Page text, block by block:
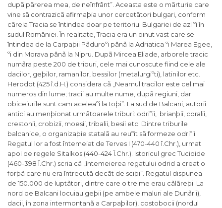
dupã pãrerea mea, de neînfrânt”. Aceasta este o mãrturie care
vine sã contrazicã afirmaþia unor cercetãtori bulgari, conform
cãreia Tracia se întindea doar pe teritoriul Bulgariei de azi ºi în
sudul României. În realitate, Tracia era un þinut vast care se
întindea de la Carpaþii Pãduroºi pânã la Adriatica ºi Marea Egee,
ºi din Morava pânã la Nipru. Dupã Mircea Eliade, arborele tracic
numãra peste 200 de triburi, cele mai cunoscute fiind cele ale
dacilor, geþilor, ramanilor, bessilor (metalurgiºti), latinilor etc.
Herodot (425 î.d.H.) considera cã „Neamul tracilor este cel mai
numeros din lume; tracii au multe nume, dupã regiuni, dar
obiceiurile sunt cam aceleaºi la toþi”. La sud de Balcani, autorii
antici au menþionat urmãtoarele triburi: odriºii, brianþii, coralii,
crestonii, crobizii, moesii, tribalii, besii etc. Dintre triburile
balcanice, o organizaþie statalã au reuºit sã formeze odriºii.
Regatul lor a fost întemeiat de Terves I (470-440 î.Chr.), urmat
apoi de regele Sitalkos (440-424 Î.Chr.). Istoricul grec Tucidide
(460-398 Î.Chr.) scria cã „întemeierea regatului odrid a creat o
forþã care nu era întrecutã decât de sciþi”. Regatul dispunea
de 150.000 de luptãtori, dintre care o treime erau cãlãreþi. La
nord de Balcani locuiau geþii (pe ambele maluri ale Dunãrii),
dacii, în zona intermontanã a Carpaþilor), costobocii (nordul